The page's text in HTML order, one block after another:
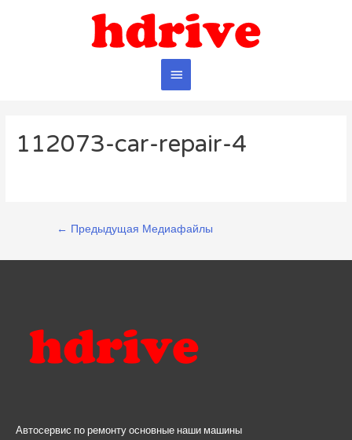
Главное
112073-car-repair-4
Навигация
по
← Предыдущая Медиафайлы
Автосервис по ремонту основные наши машины